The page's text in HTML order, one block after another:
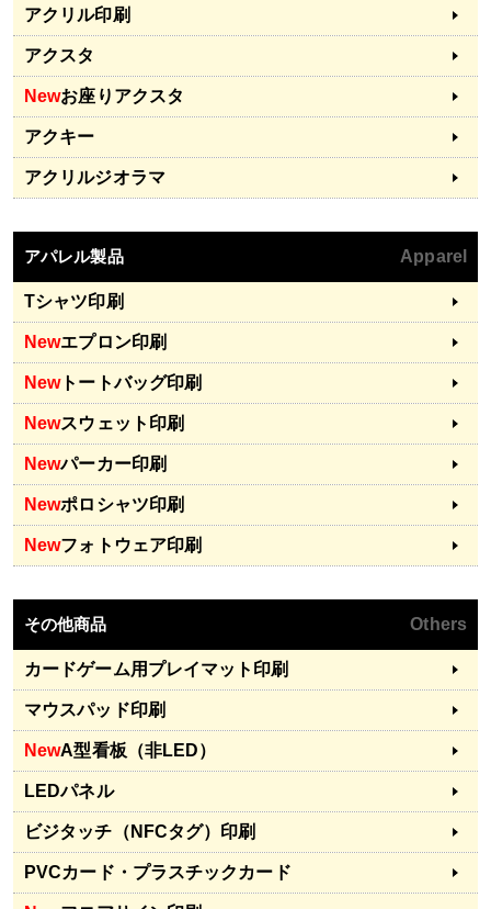
アクリル印刷
アクスタ
Newお座りアクスタ
アクキー
アクリルジオラマ
アパレル製品 Apparel
Tシャツ印刷
Newエプロン印刷
Newトートバッグ印刷
Newスウェット印刷
Newパーカー印刷
Newポロシャツ印刷
Newフォトウェア印刷
その他商品 Others
カードゲーム用プレイマット印刷
マウスパッド印刷
NewA型看板（非LED）
LEDパネル
ビジタッチ（NFCタグ）印刷
PVCカード・プラスチックカード